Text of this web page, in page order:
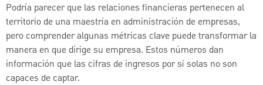
Podría parecer que las relaciones financieras pertenecen al
territorio de una maestría en administración de empresas,
pero comprender algunas métricas clave puede transformar la
manera en que dirige su empresa. Estos números dan
información que las cifras de ingresos por sí solas no son
capaces de captar.